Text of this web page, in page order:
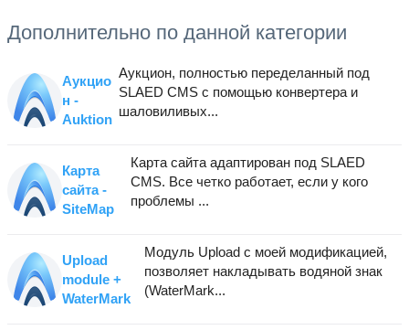
Дополнительно по данной категории
Аукцио
н -
Auktion
Аукцион, полностью переделанный под
SLAED CMS с помощью конвертера и
шаловиливых...
Карта
сайта -
SiteMap
Карта сайта адаптирован под SLAED
CMS. Все четко работает, если у кого
проблемы ...
Upload
module +
WaterMark
Модуль Upload с моей модификацией,
позволяет накладывать водяной знак
(WaterMark...